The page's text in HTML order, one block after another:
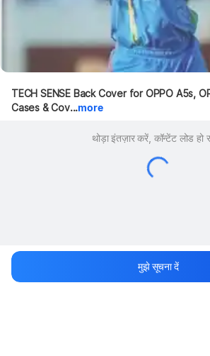
TECH SENSE Back Cover for OPPO A5s,
Cases & Cov...more
थोड़ा इंतज़ार करें, कॉन्टेंट लोड हो
मुझे सूचना दें